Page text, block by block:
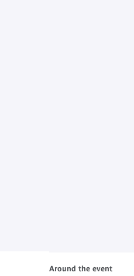
Around the event